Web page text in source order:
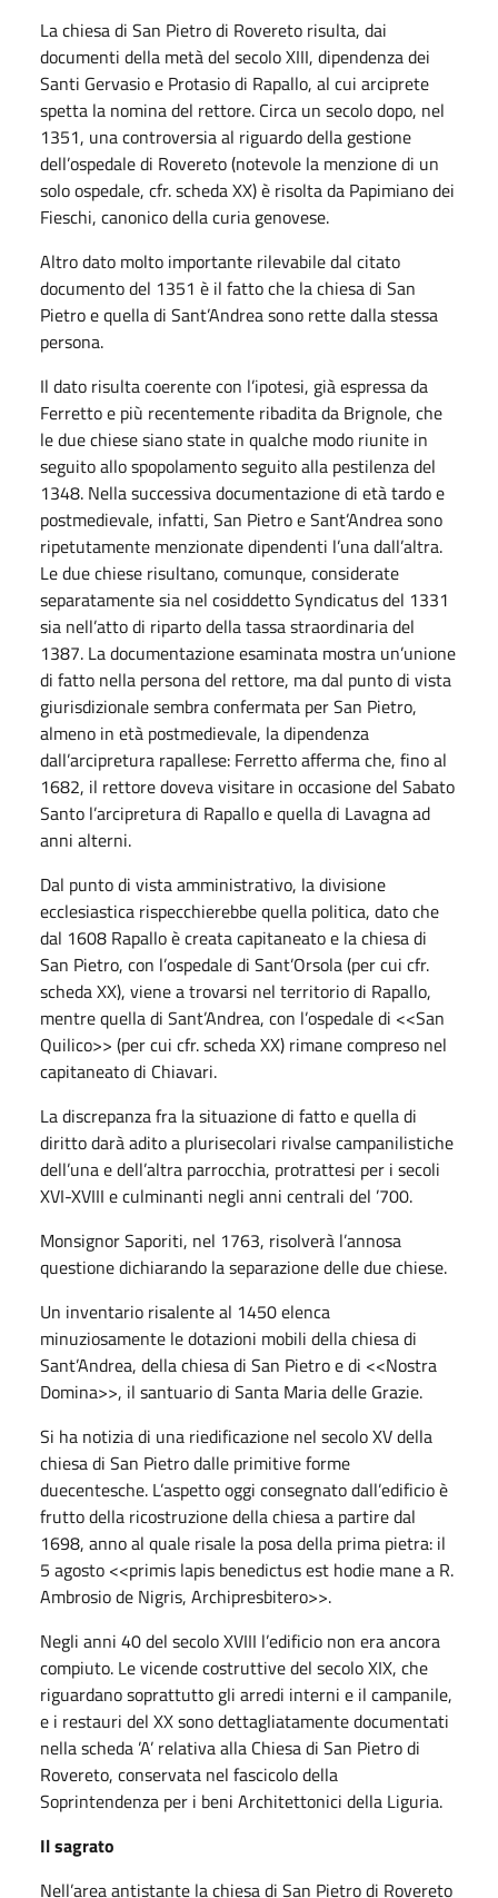
La chiesa di San Pietro di Rovereto risulta, dai
documenti della metà del secolo XIII, dipendenza dei
Santi Gervasio e Protasio di Rapallo, al cui arciprete
spetta la nomina del rettore. Circa un secolo dopo, nel
1351, una controversia al riguardo della gestione
dell’ospedale di Rovereto (notevole la menzione di un
solo ospedale, cfr. scheda XX) è risolta da Papimiano dei
Fieschi, canonico della curia genovese.
Altro dato molto importante rilevabile dal citato
documento del 1351 è il fatto che la chiesa di San
Pietro e quella di Sant’Andrea sono rette dalla stessa
persona.
Il dato risulta coerente con l’ipotesi, già espressa da
Ferretto e più recentemente ribadita da Brignole, che
le due chiese siano state in qualche modo riunite in
seguito allo spopolamento seguito alla pestilenza del
1348. Nella successiva documentazione di età tardo e
postmedievale, infatti, San Pietro e Sant’Andrea sono
ripetutamente menzionate dipendenti l’una dall’altra.
Le due chiese risultano, comunque, considerate
separatamente sia nel cosiddetto Syndicatus del 1331
sia nell’atto di riparto della tassa straordinaria del
1387. La documentazione esaminata mostra un’unione
di fatto nella persona del rettore, ma dal punto di vista
giurisdizionale sembra confermata per San Pietro,
almeno in età postmedievale, la dipendenza
dall’arcipretura rapallese: Ferretto afferma che, fino al
1682, il rettore doveva visitare in occasione del Sabato
Santo l’arcipretura di Rapallo e quella di Lavagna ad
anni alterni.
Dal punto di vista amministrativo, la divisione
ecclesiastica rispecchierebbe quella politica, dato che
dal 1608 Rapallo è creata capitaneato e la chiesa di
San Pietro, con l’ospedale di Sant’Orsola (per cui cfr.
scheda XX), viene a trovarsi nel territorio di Rapallo,
mentre quella di Sant’Andrea, con l’ospedale di <<San
Quilico>> (per cui cfr. scheda XX) rimane compreso nel
capitaneato di Chiavari.
La discrepanza fra la situazione di fatto e quella di
diritto darà adito a plurisecolari rivalse campanilistiche
dell’una e dell’altra parrocchia, protrattesi per i secoli
XVI-XVIII e culminanti negli anni centrali del ’700.
Monsignor Saporiti, nel 1763, risolverà l’annosa
questione dichiarando la separazione delle due chiese.
Un inventario risalente al 1450 elenca
minuziosamente le dotazioni mobili della chiesa di
Sant’Andrea, della chiesa di San Pietro e di <<Nostra
Domina>>, il santuario di Santa Maria delle Grazie.
Si ha notizia di una riedificazione nel secolo XV della
chiesa di San Pietro dalle primitive forme
duecentesche. L’aspetto oggi consegnato dall’edificio è
frutto della ricostruzione della chiesa a partire dal
1698, anno al quale risale la posa della prima pietra: il
5 agosto <<primis lapis benedictus est hodie mane a R.
Ambrosio de Nigris, Archipresbitero>>.
Negli anni 40 del secolo XVIII l’edificio non era ancora
compiuto. Le vicende costruttive del secolo XIX, che
riguardano soprattutto gli arredi interni e il campanile,
e i restauri del XX sono dettagliatamente documentati
nella scheda ’A’ relativa alla Chiesa di San Pietro di
Rovereto, conservata nel fascicolo della
Soprintendenza per i beni Architettonici della Liguria.
Il sagrato
Nell’area antistante la chiesa di San Pietro di Rovereto